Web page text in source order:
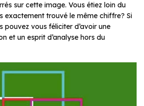
sur cette image. Vous étiez loin du
exactement trouvé le même chiffre? Si
pouvez vous féliciter d’avoir une
et un esprit d’analyse hors du